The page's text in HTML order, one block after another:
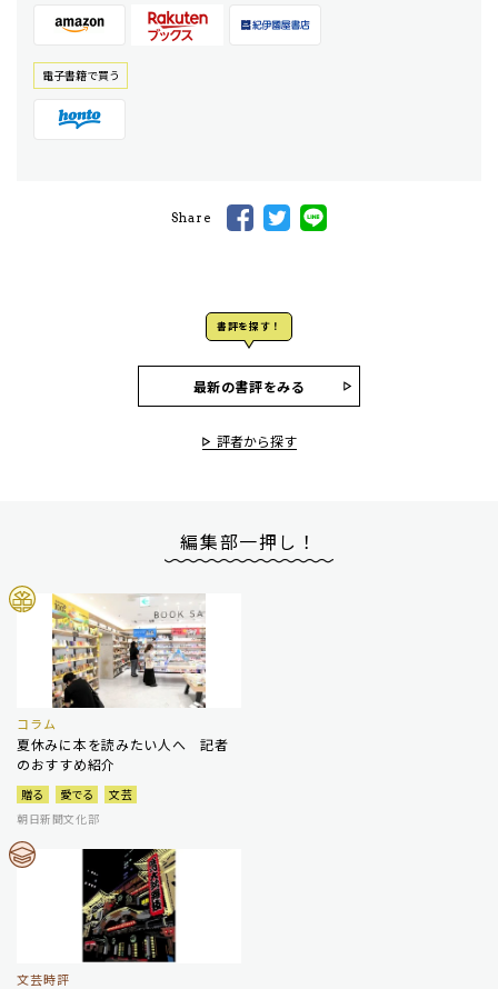
電⼦書籍で買う
Share
書評を探す！
最新の書評をみる
評者から探す
編集部一押し！
コラム
夏休みに本を読みたい人へ 記者
のおすすめ紹介
贈る 愛でる
文芸
朝日新聞文化部
文芸時評